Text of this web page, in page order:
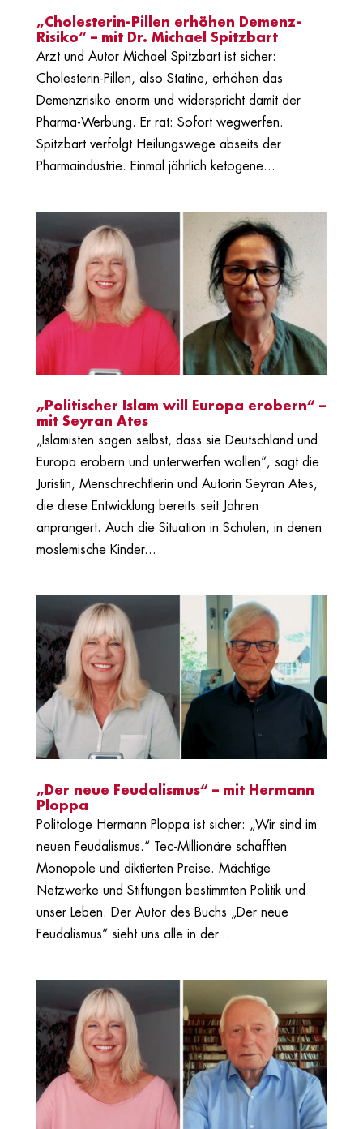
„Cholesterin-Pillen erhöhen Demenz-
Risiko“ – mit Dr. Michael Spitzbart
Arzt und Autor Michael Spitzbart ist sicher:
Cholesterin-Pillen, also Statine, erhöhen das
Demenzrisiko enorm und widerspricht damit der
Pharma-Werbung. Er rät: Sofort wegwerfen.
Spitzbart verfolgt Heilungswege abseits der
Pharmaindustrie. Einmal jährlich ketogene...
„Politischer Islam will Europa erobern“ –
mit Seyran Ates
„Islamisten sagen selbst, dass sie Deutschland und
Europa erobern und unterwerfen wollen“, sagt die
Juristin, Menschrechtlerin und Autorin Seyran Ates,
die diese Entwicklung bereits seit Jahren
anprangert. Auch die Situation in Schulen, in denen
moslemische Kinder...
„Der neue Feudalismus“ – mit Hermann
Ploppa
Politologe Hermann Ploppa ist sicher: „Wir sind im
neuen Feudalismus.“ Tec-Millionäre schafften
Monopole und diktierten Preise. Mächtige
Netzwerke und Stiftungen bestimmten Politik und
unser Leben. Der Autor des Buchs „Der neue
Feudalismus“ sieht uns alle in der...